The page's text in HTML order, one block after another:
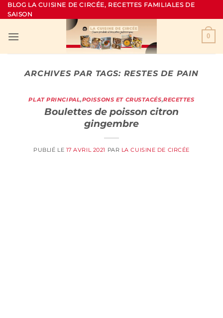
Passer
au
BLOG LA CUISINE DE CIRCÉE, RECETTES FAMILIALES DE
SAISON
0
ARCHIVES PAR TAGS: RESTES DE PAIN
PLAT PRINCIPAL,POISSONS ET CRUSTACÉS,RECETTES
Boulettes de poisson citron
gingembre
PUBLIÉ LE 17 AVRIL 2021 PAR LA CUISINE DE CIRCÉE